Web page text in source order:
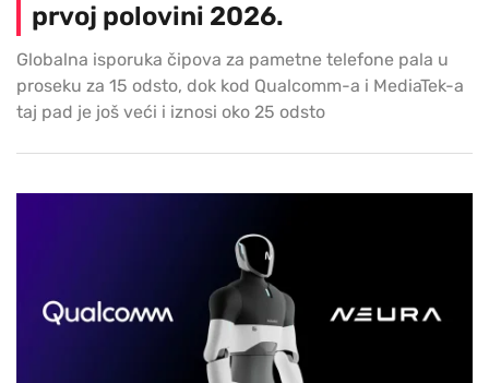
prvoj polovini 2026.
Globalna isporuka čipova za pametne telefone pala u
proseku za 15 odsto, dok kod Qualcomm-a i MediaTek-a
taj pad je još veći i iznosi oko 25 odsto